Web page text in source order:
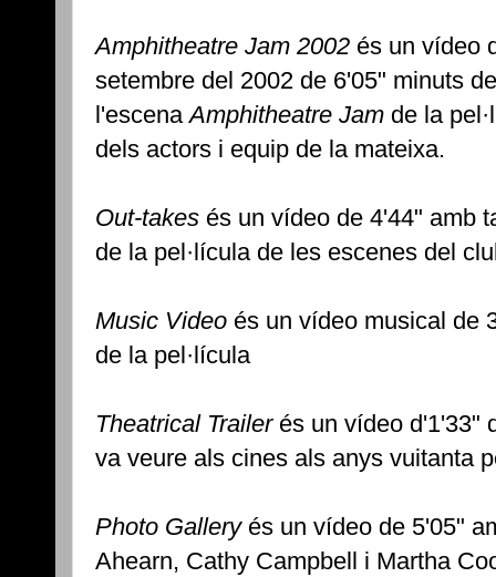
Amphitheatre Jam 2002 és un vídeo
setembre del 2002 de 6'05" minuts
l'escenaAmphitheatre Jam de la
dels actors i equip de la mateixa.
Out-takes és un vídeo de 4'44" amb
de la pel·lícula de les escenes del
Music Video és un vídeo musical de
de la pel·lícula
Theatrical Trailerés un vídeo d'1'33"
va veure als cines als anys vuitanta
Photo Galleryés un vídeo de 5'05"
Ahearn, Cathy Campbell i Martha